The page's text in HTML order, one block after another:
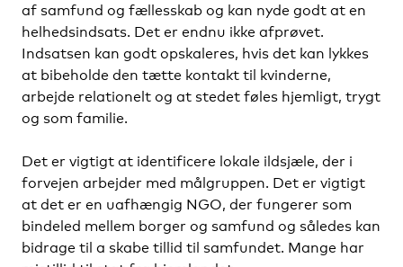
af samfund og fællesskab og kan nyde godt at en
helhedsindsats. Det er endnu ikke afprøvet.
Indsatsen kan godt opskaleres, hvis det kan lykkes
at bibeholde den tætte kontakt til kvinderne,
arbejde relationelt og at stedet føles hjemligt, trygt
og som familie.
Det er vigtigt at identificere lokale ildsjæle, der i
forvejen arbejder med målgruppen. Det er vigtigt
at det er en uafhængig NGO, der fungerer som
bindeled mellem borger og samfund og således kan
bidrage til a skabe tillid til samfundet. Mange har